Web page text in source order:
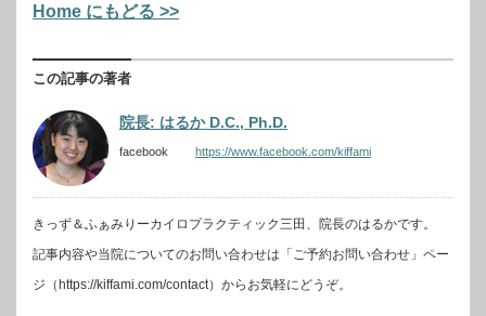
Home にもどる >>
この記事の著者
院長: はるか D.C., Ph.D.
facebook https://www.facebook.com/kiffami
きっず＆ふぁみりーカイロプラクティック三田、院長のはるかです。
記事内容や当院についてのお問い合わせは「ご予約お問い合わせ」ペー
ジ（https://kiffami.com/contact）からお気軽にどうぞ。